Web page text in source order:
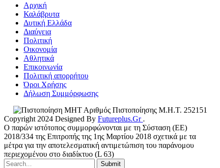
Αρχική
Καλάβρυτα
Δυτική Ελλάδα
Διαύγεια
Πολιτική
Οικονομία
Αθλητικά
Επικοινωνία
Πολιτική απορρήτου
Όροι Χρήσης
Δήλωση Συμμόρφωσης
Αριθμός Πιστοποίησης Μ.Η.Τ. 252151
Copyright 2024 Designed By Futureplus.Gr .
Ο παρών ιστότοπος συμμορφώνονται με τη Σύσταση (ΕΕ)
2018/334 της Επιτροπής της 1ης Μαρτίου 2018 σχετικά με τα
μέτρα για την αποτελεσματική αντιμετώπιση του παράνομου
περιεχομένου στο διαδίκτυο (L 63)
Submit